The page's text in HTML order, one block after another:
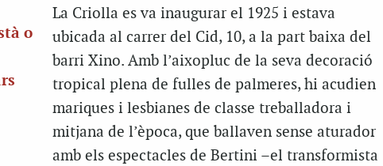
o
La Criolla es va inaugurar el 1925 i estava
ubicada al carrer del Cid, 10, a la part baixa del
barri Xino. Amb l’aixopluc de la seva decoració
tropical plena de fulles de palmeres, hi acudien
mariques i lesbianes de classe treballadora i
mitjana de l’època, que ballaven sense aturador
amb els espectacles de Bertini –el transformista